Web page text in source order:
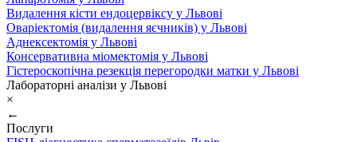
Видалення кісти ендоцервіксу у Львові
Оваріектомія (видалення яєчників) у Львові
Аднексектомія у Львові
Консервативна міомектомія у Львові
Гістероскопічна резекція перегородки матки у Львові
Лабораторні аналізи у Львові
×
←
Послуги